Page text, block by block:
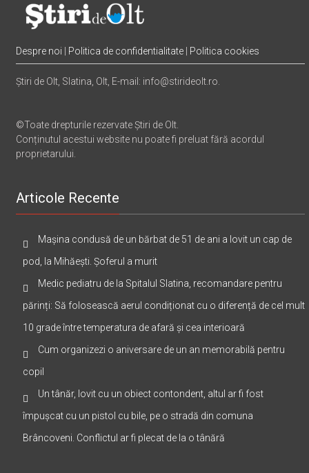
Despre noi Politica de confidentialitate Politica cookies
Știri de Olt, Slatina, Olt, E-mail: info@stirideolt.ro.
©Toate drepturile rezervate Știri de Olt.
Conținutul acestui website nu poate fi preluat fără acordul
proprietarului.
Articole Recente
Mașina condusă de un bărbat de 51 de ani a lovit un cap de
pod, la Mihăești. Șoferul a murit
Medic pediatru de la Spitalul Slatina, recomandare pentru
părinți: Să folosească aerul condiționat cu o diferență de cel mult
10 grade între temperatura de afară și cea interioară
Cum organizezi o aniversare de un an memorabilă pentru
copil
Un tânăr, lovit cu un obiect contondent, altul ar fi fost
împușcat cu un pistol cu bile, pe o stradă din comuna
Brâncoveni. Conflictul ar fi plecat de la o tânără